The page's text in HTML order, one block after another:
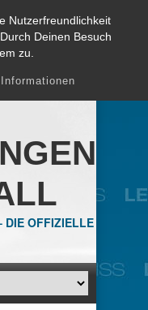
Nutzerfreundlichkeit
Deinen Besuch
zu.
DIE OFFIZIELLE